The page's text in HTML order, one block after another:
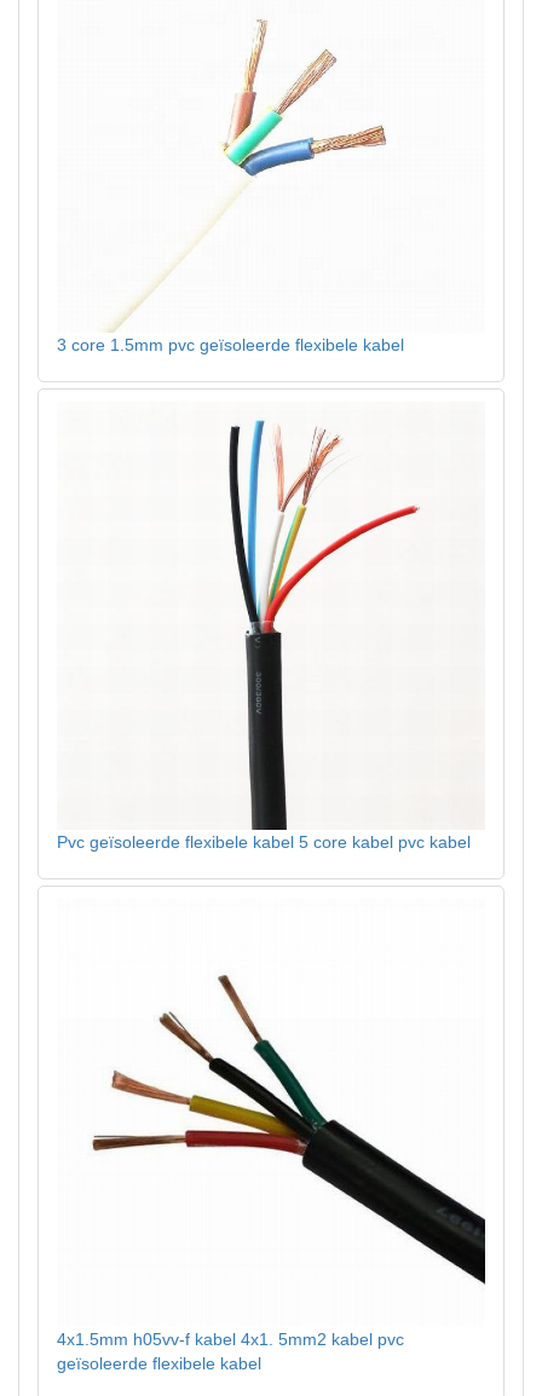
3 core 1.5mm pvc geïsoleerde flexibele kabel
Pvc geïsoleerde flexibele kabel 5 core kabel pvc kabel
4x1.5mm h05vv-f kabel 4x1. 5mm2 kabel pvc
geïsoleerde flexibele kabel